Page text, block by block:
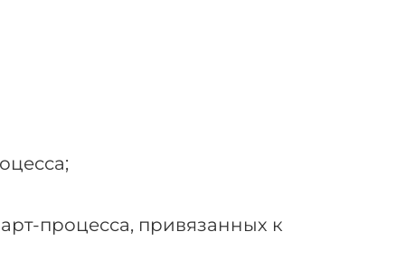
процесса, привязанных к